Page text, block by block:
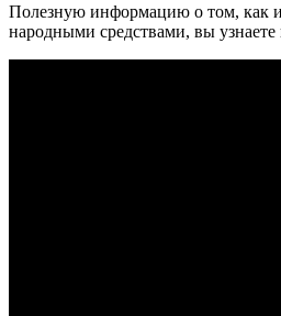
Полезную информацию о том, как
народными средствами, вы узнаете